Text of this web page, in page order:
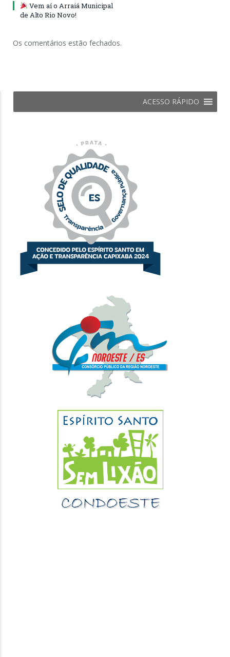
Vem aí o Arraiá Municipal
de Alto Rio Novo!
Os comentários estão fechados.
ACESSO RÁPIDO